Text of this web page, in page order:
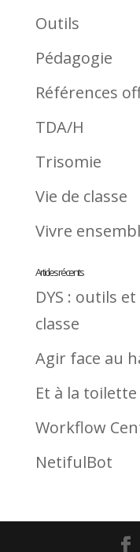
Outils
Pédagogie
Références
TDA/H
Trisomie
Vie de classe
Vivre
Articles récents
DYS : outils
classe
Agir face au
Et à la toilette
Workflow
NetifulBot